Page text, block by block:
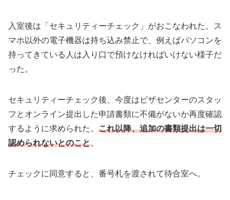
入室後は「セキュリティーチェック」がおこなわれた。ス
マホ以外の電子機器は持ち込み禁止で、例えばパソコンを
持ってきている人は入り口で預けなければいけない様子だ
った。
セキュリティーチェック後、今度はビザセンターのスタッ
フとオンライン提出した申請書類に不備がないか再度確認
するように求められた。 これ以降、追加の書類提出は一切
認められないとのこと。
チェックに同意すると、番号札を渡されて待合室へ。